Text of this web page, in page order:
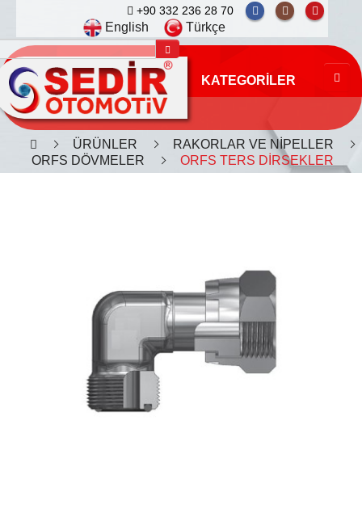
+90 332 236 28 70
English Türkçe
KATEGORILER
ÜRÜNLER
RAKORLAR VE NİPELLER
ORFS DÖVMELER
ORFS TERS DİRSEKLER